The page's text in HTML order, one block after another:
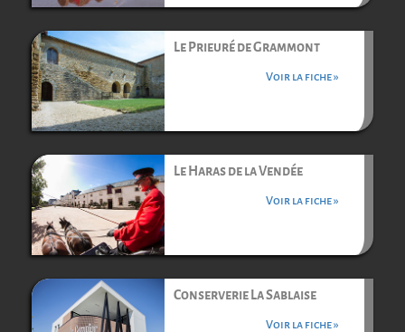
Le Prieuré de Grammont
Voir la fiche »
Le Haras de la Vendée
Voir la fiche »
Conserverie La Sablaise
Voir la fiche »